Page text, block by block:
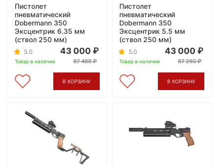
Пистолет
пневматический
Dobermann 350
Эксцентрик 6.35 мм
(ствол 250 мм)
5.0
Товар в наличии
43 000
67 488
В КОРЗИНУ
Пистолет
пневматический
Dobermann 350
Эксцентрик 5.5 мм
(ствол 250 мм)
5.0
Товар в наличии
43 000
87 260
В КОРЗИНУ